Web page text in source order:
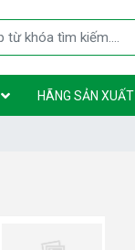
HÃNG SẢN XUẤT